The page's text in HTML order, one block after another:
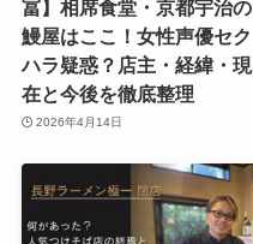
冨】相席食堂・京都宇治の
鰻屋はここ！女性声優セク
ハラ疑惑？店主・経緯・現
在と今後を徹底整理
2026年4月14日